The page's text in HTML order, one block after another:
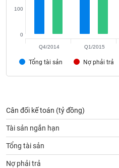
Tổng tài sản Nợ phải trả
0
100
Q4/2014 Q1/2015
Cân đối kế toán (tỷ đồng)
Tài sản ngắn hạn
Tổng tài sản
Nợ phải trả
BẤT
Mã
chứng
khoán
(-)